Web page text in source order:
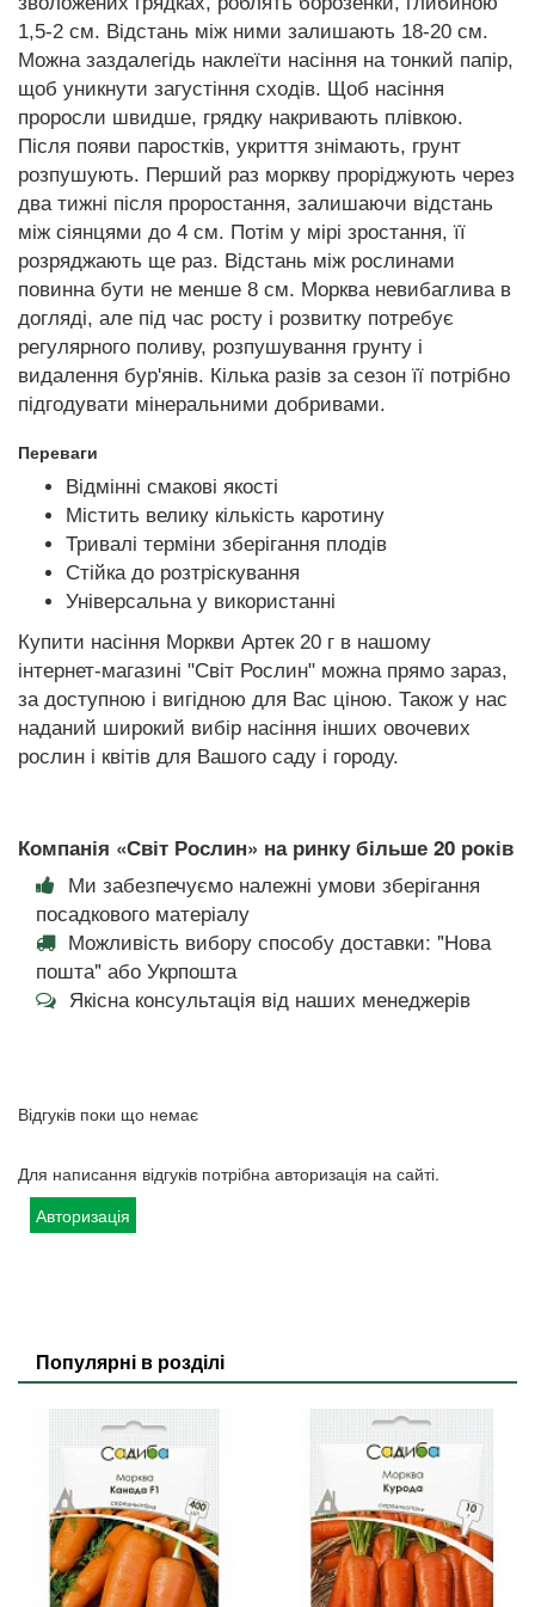
1,5-2 см. Відстань між ними залишають 18-20 см.
Можна заздалегідь наклеїти насіння на тонкий папір,
щоб уникнути загустіння сходів. Щоб насіння
проросли швидше, грядку накривають плівкою.
Після появи паростків, укриття знімають, грунт
розпушують. Перший раз моркву проріджують через
два тижні після проростання, залишаючи відстань
між сіянцями до 4 см. Потім у мірі зростання, її
розряджають ще раз. Відстань між рослинами
повинна бути не менше 8 см. Морква невибаглива в
догляді, але під час росту і розвитку потребує
регулярного поливу, розпушування грунту і
видалення бур'янів. Кілька разів за сезон її потрібно
підгодувати мінеральними добривами.
Переваги
Відмінні смакові якості
Містить велику кількість каротину
Тривалі терміни зберігання плодів
Стійка до розтріскування
Універсальна у використанні
Купити насіння Моркви Артек 20 г в нашому
інтернет-магазині "Світ Рослин" можна прямо зараз,
за доступною і вигідною для Вас ціною. Також у нас
наданий широкий вибір насіння інших овочевих
рослин і квітів для Вашого саду і городу.
Компанія «Світ Рослин» на ринку більше 20 років
Ми забезпечуємо належні умови зберігання
посадкового матеріалу
Можливість вибору способу доставки: "Нова
пошта" або Укрпошта
Якісна консультація від наших менеджерів
Відгуків поки що немає
Для написання відгуків потрібна авторизація на сайті.
Авторизація
Популярні в розділі